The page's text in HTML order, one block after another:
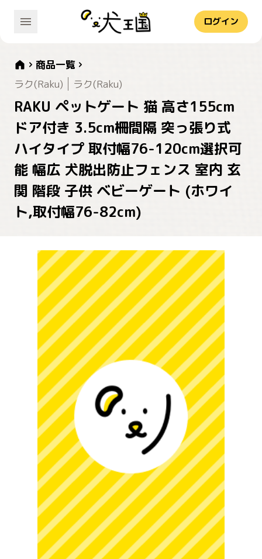
ログイン
商品一覧
ラク(Raku)
ラク(Raku)
RAKU ペットゲート 猫 高さ155cm
ドア付き 3.5cm柵間隔 突っ張り式
ハイタイプ 取付幅76-120cm選択可
能 幅広 犬脱出防止フェンス 室内 玄
関 階段 子供 ベビーゲート (ホワイ
ト,取付幅76-82cm)